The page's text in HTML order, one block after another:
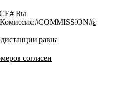
Вы
Комиссия:#COMMISSION#a
равна
согласен